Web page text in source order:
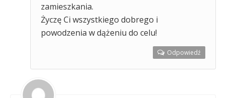
zamieszkania.
Życzę Ci wszystkiego dobrego i
powodzenia w dążeniu do celu!
Odpowiedź